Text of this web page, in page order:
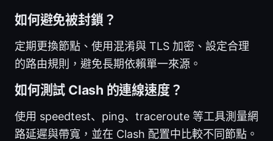
如何避免被封鎖？
定期更換節點、使用混淆與 TLS 加密、設定合理
的路由規則，避免長期依賴單一來源。
如何測試 Clash 的連線速度？
使用 speedtest、ping、traceroute 等工具測量網
路延遲與帶寬，並在 Clash 配置中比較不同節點。